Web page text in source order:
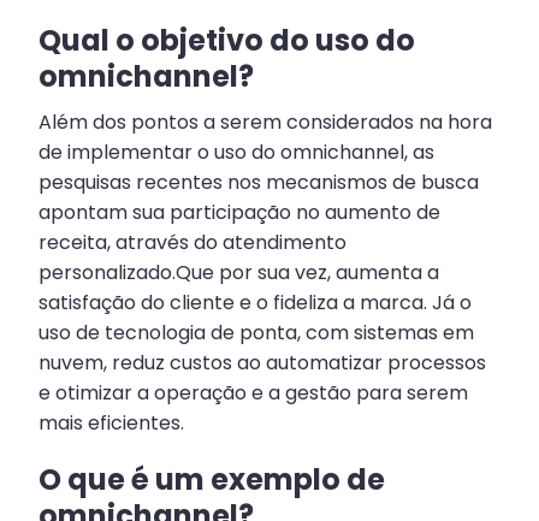
Qual o objetivo do uso do
omnichannel?
Além dos pontos a serem considerados na hora
de implementar o uso do omnichannel, as
pesquisas recentes nos mecanismos de busca
apontam sua participação no aumento de
receita, através do atendimento
personalizado.Que por sua vez, aumenta a
satisfação do cliente e o fideliza a marca. Já o
uso de tecnologia de ponta, com sistemas em
nuvem, reduz custos ao automatizar processos
e otimizar a operação e a gestão para serem
mais eficientes.
O que é um exemplo de